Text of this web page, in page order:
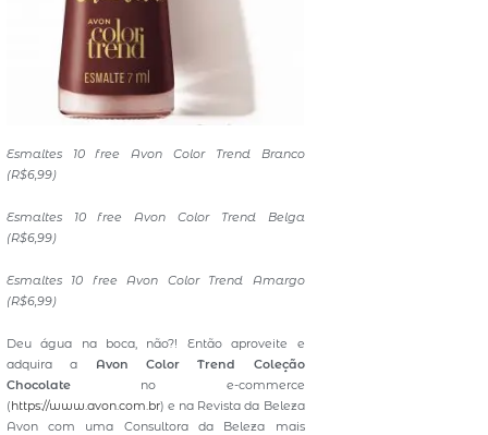
Esmaltes 10 free Avon Color Trend Branco
(R$6,99)
Esmaltes 10 free Avon Color Trend Belga
(R$6,99)
Esmaltes 10 free Avon Color Trend Amargo
(R$6,99)
Deu água na boca, não?! Então aproveite e
adquira a
Avon Color Trend
Coleção
Chocolateno e-commerce
(https://www.avon.com.br) e na Revista da Beleza
Avon com uma Consultora da Beleza mais